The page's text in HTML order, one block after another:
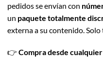
pedidos se envían con
un paquete totalmente
externa a su contenido.
👉 Compra desde